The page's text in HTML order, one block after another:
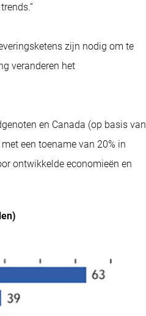
zijn nodig om te
veranderen het
en Canada (op basis van
een toename van 20% in
ontwikkelde economieën en